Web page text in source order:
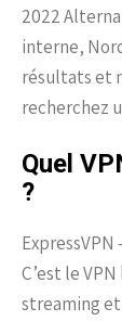
2022
interne,
résultats et
recherchez
Quel
?
C’est le
streaming